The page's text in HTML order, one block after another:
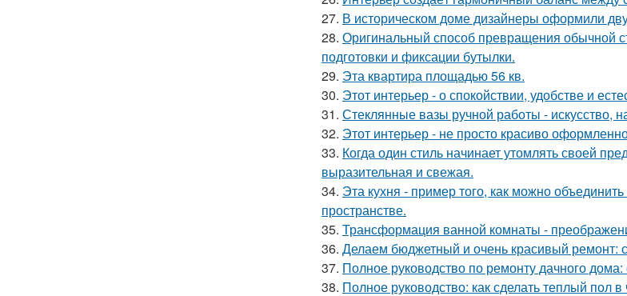
27. В историческом доме дизайнеры оформили
28. Оригинальный способ превращения обычной
подготовки и фиксации бутылки.
29. Эта квартира площадью 56 кв.
30. Этот интерьер - о спокойствии, удобстве и
31. Стеклянные вазы ручной работы - искусство,
32. Этот интерьер - не просто красиво
33. Когда один стиль начинает утомлять своей
выразительная и свежая.
34. Эта кухня - пример того, как можно
пространстве.
35. Трансформация ванной комнаты -
36. Делаем бюджетный и очень красивый ремонт:
37. Полное руководство по ремонту дачного
38. Полное руководство: как сделать теплый пол